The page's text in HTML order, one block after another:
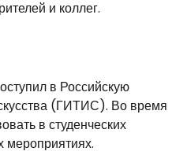
и коллег.
в Российскую
(ГИТИС). Во время
в студенческих
мероприятиях.